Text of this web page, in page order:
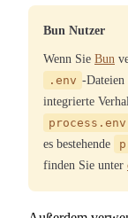
Bun Nutzer
Wenn Sie Bun
.env -
integrierte
process.env
es bestehende
finden Sie unter